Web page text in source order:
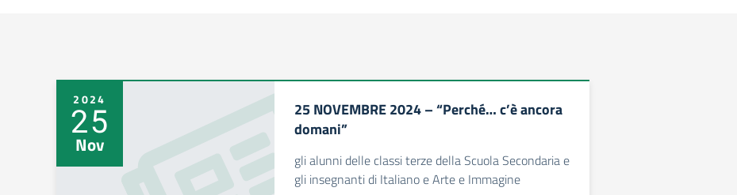
2024
25
Nov
25 NOVEMBRE 2024 – “Perché… c’è ancora
domani”
gli alunni delle classi terze della Scuola Secondaria e
gli insegnanti di Italiano e Arte e Immagine